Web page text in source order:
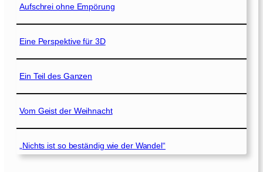
Aufschrei ohne Empörung
Eine Perspektive für 3D
Ein Teil des Ganzen
Vom Geist der Weihnacht
„Nichts ist so beständig wie der Wandel“